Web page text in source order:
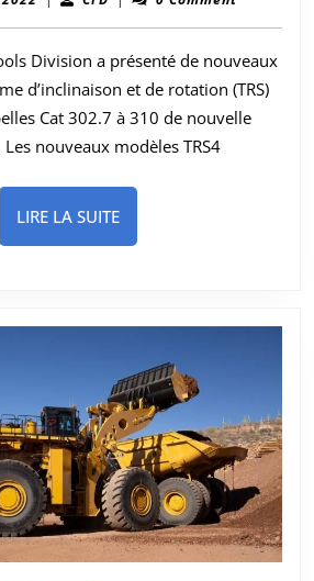
offres
de
système
d’inclinaison
et
pour
les
Division a présenté de nouveaux
d’inclinaison et de rotation (TRS)
Cat 302.7 à 310 de nouvelle
nouveaux modèles TRS4
LIRE LA SUITELIRE
LA